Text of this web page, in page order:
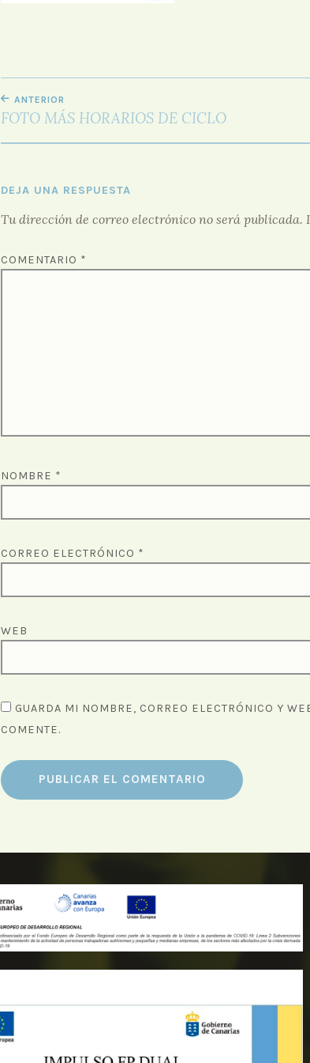
NAVEGACIÓN
DE
ENTRADAS
ANTERIOR
FOTO MÁS HORARIOS DE CICLO
DEJA UNA RESPUESTA
Tu dirección de correo electrónico no será publicada.
COMENTARIO *
NOMBRE *
CORREO ELECTRÓNICO *
WEB
GUARDA MI NOMBRE, CORREO ELECTRÓNICO Y
COMENTE.